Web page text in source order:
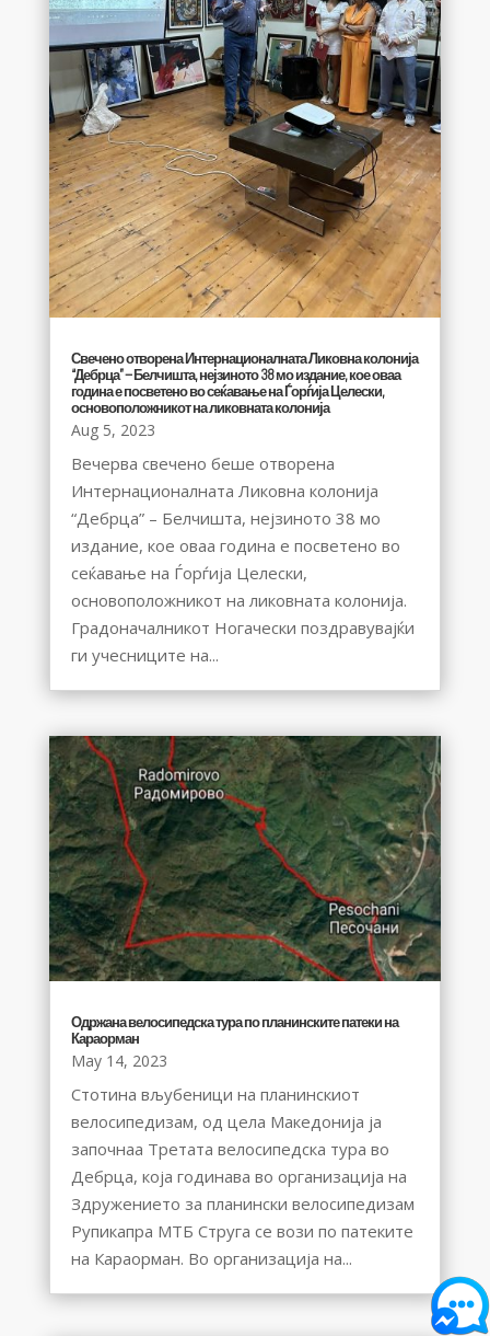
Свечено отворена Интернационалната Ликовна колонија
“Дебрца” – Белчишта, нејзиното 38 мо издание, кое оваа
година е посветено во сеќавање на Ѓорѓија Целески,
основоположникот на ликовната колонија
Aug 5, 2023
Вечерва свечено беше отворена
Интернационалната Ликовна колонија
“Дебрца” – Белчишта, нејзиното 38 мо
издание, кое оваа година е посветено во
сеќавање на Ѓорѓија Целески,
основоположникот на ликовната колонија.
Градоначалникот Ногачески поздравувајќи
ги учесниците на...
Одржана велосипедска тура по планинските патеки на
Караорман
May 14, 2023
Стотина вљубеници на планинскиот
велосипедизам, од цела Македонија ја
започнаа Третата велосипедска тура во
Дебрца, која годинава во организација на
Здружението за планински велосипедизам
Рупикапра МТБ Струга се вози по патеките
на Караорман. Во организација на...